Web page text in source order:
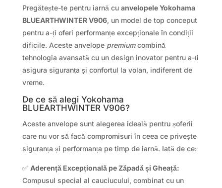
Pregătește-te pentru iarnă cu anvelopele Yokohama
BLUEARTHWINTER V906, un model de top conceput
pentru a-ți oferi performanțe excepționale în condiții
dificile. Aceste anvelope premiumcombină
tehnologia avansată cu un design inovator pentru a-ți
asigura siguranța și confortul la volan, indiferent de
vreme.
De ce să alegi Yokohama
BLUEARTHWINTER V906?
Aceste anvelope sunt alegerea ideală pentru șoferii
care nu vor să facă compromisuri în ceea ce privește
siguranța și performanța pe timp de iarnă. Iată de ce:
✅ Aderență Excepțională pe Zăpadă și Gheață:
Compusul special al cauciucului, combinat cu un